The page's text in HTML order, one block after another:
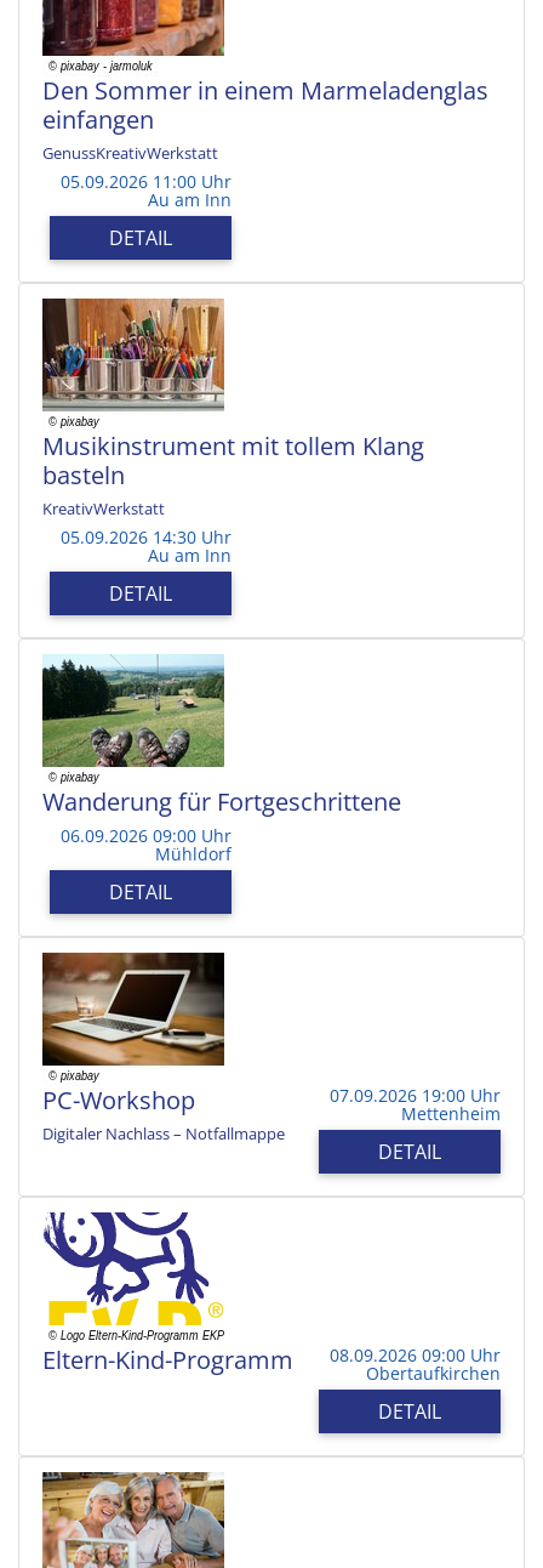
Den Sommer in einem Marmeladenglas
einfangen
GenussKreativWerkstatt
05.09.2026 11:00 Uhr
Au am Inn
DETAIL
Musikinstrument mit tollem Klang
basteln
KreativWerkstatt
05.09.2026 14:30 Uhr
Au am Inn
DETAIL
Wanderung für Fortgeschrittene
06.09.2026 09:00 Uhr
Mühldorf
DETAIL
PC-Workshop
Digitaler Nachlass – Notfallmappe
07.09.2026 19:00 Uhr
Mettenheim
DETAIL
Eltern-Kind-Programm 08.09.2026 09:00 Uhr
Obertaufkirchen
DETAIL